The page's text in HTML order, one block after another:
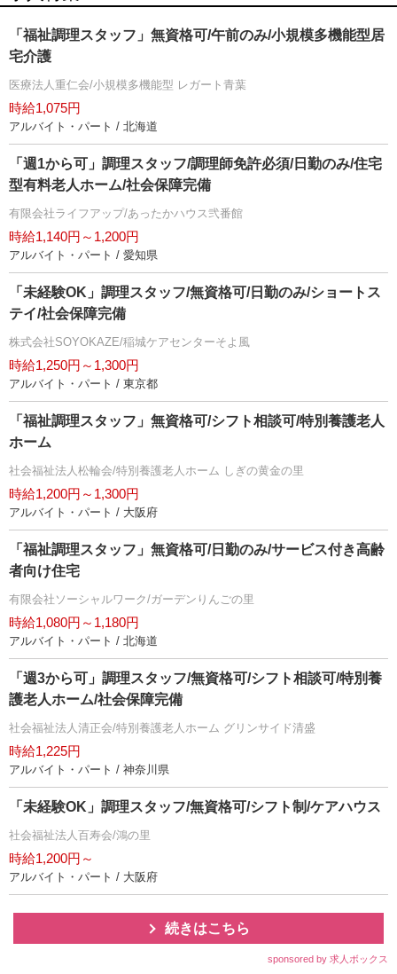
「福祉調理スタッフ」無資格可/午前のみ/小規模多機能型居
宅介護
医療法人重仁会/小規模多機能型 レガート青葉
時給1,075円
アルバイト・パート / 北海道
「週1から可」調理スタッフ/調理師免許必須/日勤のみ/住宅
型有料老人ホーム/社会保障完備
有限会社ライフアップ/あったかハウス弐番館
時給1,140円～1,200円
アルバイト・パート / 愛知県
「未経験OK」調理スタッフ/無資格可/日勤のみ/ショートス
テイ/社会保障完備
株式会社SOYOKAZE/稲城ケアセンターそよ風
時給1,250円～1,300円
アルバイト・パート / 東京都
「福祉調理スタッフ」無資格可/シフト相談可/特別養護老人
ホーム
社会福祉法人松輪会/特別養護老人ホーム しぎの黄金の里
時給1,200円～1,300円
アルバイト・パート / 大阪府
「福祉調理スタッフ」無資格可/日勤のみ/サービス付き高齢
者向け住宅
有限会社ソーシャルワーク/ガーデンりんごの里
時給1,080円～1,180円
アルバイト・パート / 北海道
「週3から可」調理スタッフ/無資格可/シフト相談可/特別養
護老人ホーム/社会保障完備
社会福祉法人清正会/特別養護老人ホーム グリンサイド清盛
時給1,225円
アルバイト・パート / 神奈川県
「未経験OK」調理スタッフ/無資格可/シフト制/ケアハウス
社会福祉法人百寿会/鴻の里
時給1,200円～
アルバイト・パート / 大阪府
続きはこちら
sponsored by 求人ボックス